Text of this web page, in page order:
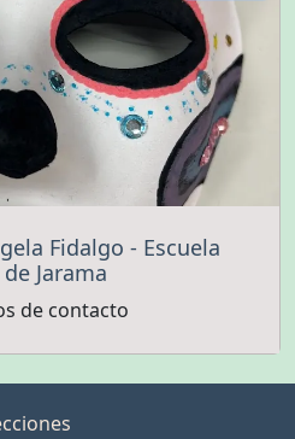
Fidalgo - Escuela
Jarama
de contacto